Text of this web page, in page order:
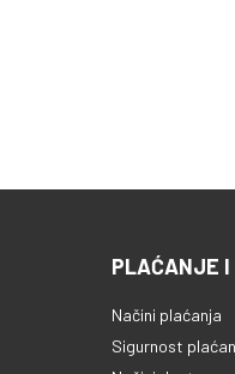
PLAĆANJE I
Načini plaćanja
Sigurnost